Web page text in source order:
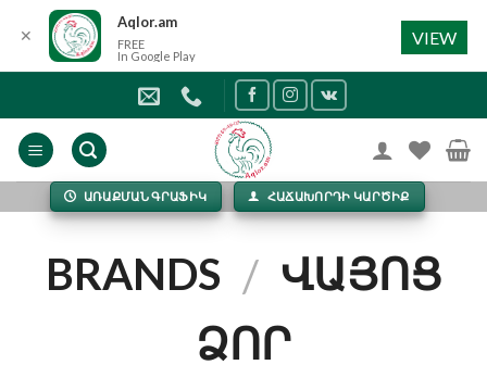
content
ԱՌԱՔՄԱՆ ԳՐԱՖԻԿ ՀԱՃԱԽՈՐԴԻ ԿԱՐԾԻՔ
BRANDS / ՎԱՅՈՑ
ՁՈՐ
✕
Aqlor.am
FREE
In Google Play
VIEW